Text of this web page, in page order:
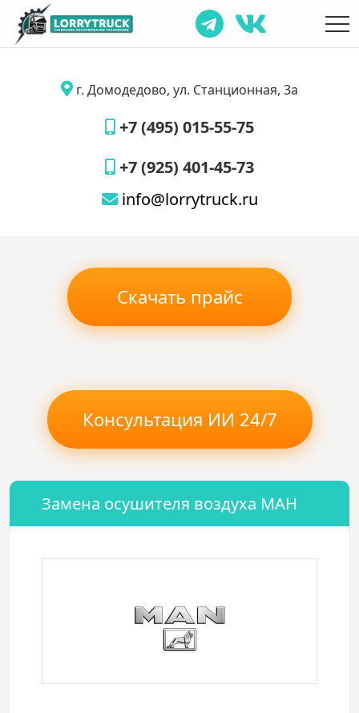
г. Домодедово, ул. Станционная, 3а
+7 (495) 015-55-75
+7 (925) 401-45-73
info@lorrytruck.ru
Скачать прайс
Консультация ИИ 24/7
Замена осушителя воздуха МАН